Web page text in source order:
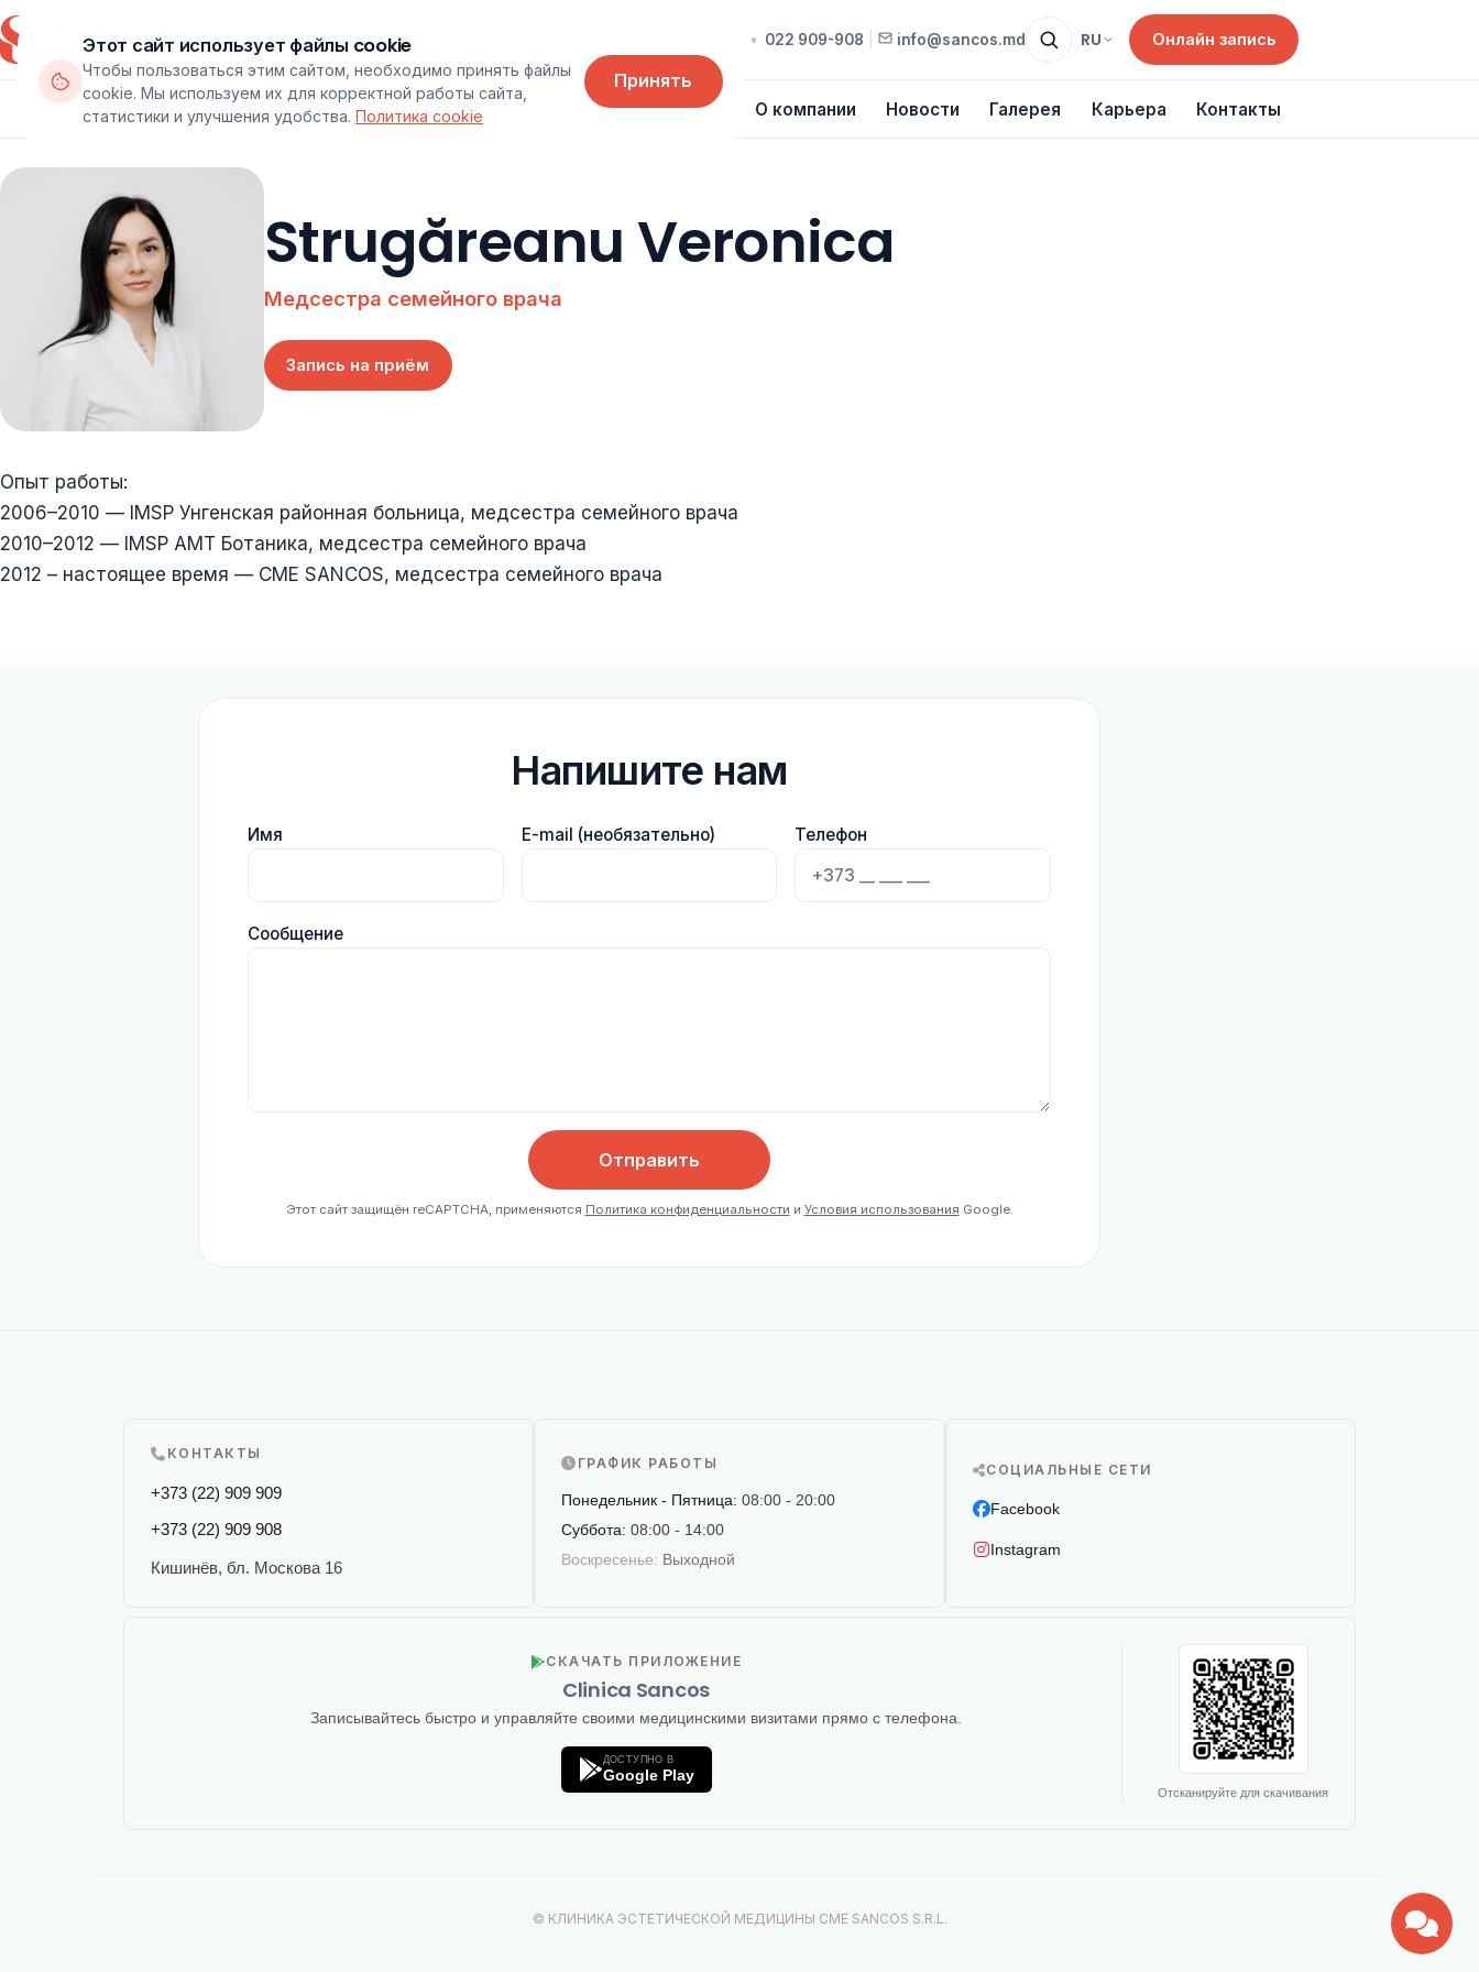
• 022 909-908 info@sancos.md RU Онлайн запись
Департаменты Врачи Пакеты Курсы Прайс-лист О компании Новости Галерея Карьера Контакты
Strugăreanu Veronica
Медсестра семейного врача
Запись на приём
Опыт работы:
2006–2010 — IMSP Унгенская районная больница, медсестра семейного врача
2010–2012 — IMSP AMT Ботаника, медсестра семейного врача
2012 – настоящее время — CME SANCOS, медсестра семейного врача
Напишите нам
Имя E-mail (необязательно) Телефон
Сообщение
Отправить
Этот сайт защищён reCAPTCHA, применяются Политика конфиденциальности и Условия использования Google.
КОНТАКТЫ
+373 (22) 909 909
+373 (22) 909 908
Кишинёв, бл. Москова 16
ГРАФИК РАБОТЫ
Понедельник - Пятница: 08:00 - 20:00
Суббота: 08:00 - 14:00
Воскресенье: Выходной
СОЦИАЛЬНЫЕ СЕТИ
Facebook
Instagram
СКАЧАТЬ ПРИЛОЖЕНИЕ
Clinica Sancos
Записывайтесь быстро и управляйте своими медицинскими визитами прямо с телефона.
ДОСТУПНО В
Google Play
Отсканируйте для скачивания
© КЛИНИКА ЭСТЕТИЧЕСКОЙ МЕДИЦИНЫ CME SANCOS S.R.L.
Этот сайт использует файлы cookie
Чтобы пользоваться этим сайтом, необходимо принять файлы
cookie. Мы используем их для корректной работы сайта,
статистики и улучшения удобства.Политика cookie
Принять